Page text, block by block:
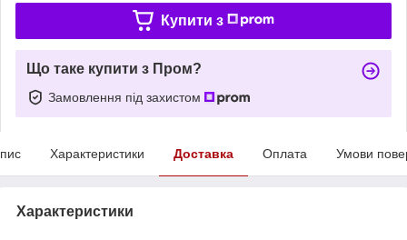
Купити з
Що таке купити з Пром?
Замовлення під захистом
Характеристики Доставка Оплата Умови
Характеристики